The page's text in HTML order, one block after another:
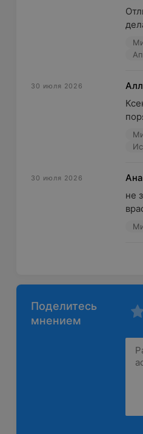
Удобное
− ул. Тимирязева,
− ул. Петра
Ароматный кофе и
Подарочные
Сеть салонов
30 июля 2026
30 июля 2026
не
Поделитесь
мнением